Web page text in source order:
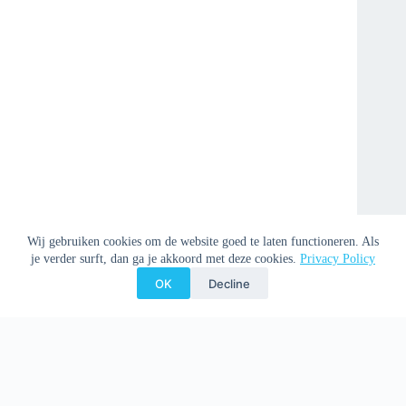
Wij gebruiken cookies om de website goed te laten functioneren. Als
je verder surft, dan ga je akkoord met deze cookies. Privacy Policy
OK Decline